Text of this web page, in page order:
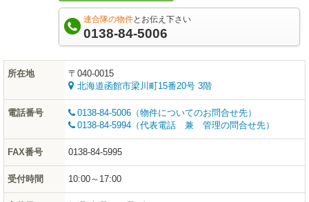
連合隊の物件とお伝え下さい
0138-84-5006
所在地
〒040-0015
北海道函館市梁川町15番20号 3階
電話番号
0138-84-5006（物件についてのお問合せ先）
0138-84-5994（代表電話 兼 管理の問合せ先）
FAX番号 0138-84-5995
受付時間 10:00～17:00